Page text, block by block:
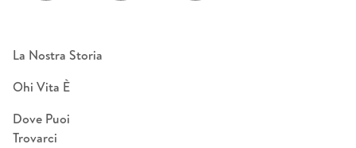
La Nostra Storia
Ohi Vita È
Dove Puoi
Trovarci